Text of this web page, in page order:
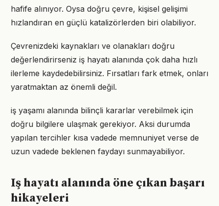
hafife alınıyor. Oysa doğru çevre, kişisel gelişimi
hızlandıran en güçlü katalizörlerden biri olabiliyor.
Çevrenizdeki kaynakları ve olanakları doğru
değerlendirirseniz iş hayatı alanında çok daha hızlı
ilerleme kaydedebilirsiniz. Fırsatları fark etmek, onları
yaratmaktan az önemli değil.
iş yaşamı alanında bilinçli kararlar verebilmek için
doğru bilgilere ulaşmak gerekiyor. Aksi durumda
yapılan tercihler kısa vadede memnuniyet verse de
uzun vadede beklenen faydayı sunmayabiliyor.
Iş hayatı alanında öne çıkan başarı
hikayeleri